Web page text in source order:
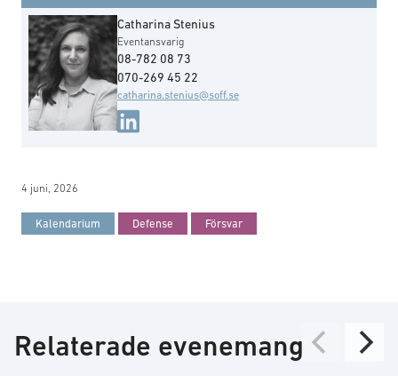
Catharina Stenius
Eventansvarig
08-782 08 73
070-269 45 22
catharina.stenius@soff.se
4 juni, 2026
Kalendarium Defense Försvar
Relaterade evenemang